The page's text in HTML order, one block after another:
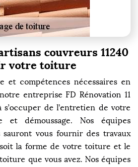
couvreurs 11240
votre toiture
et compétences nécessaires en
entreprise FD Rénovation 11
de l’entretien de votre
et démoussage. Nos équipes
sauront vous fournir des travaux
la forme de votre toiture et le
que vous avez. Nos équipes